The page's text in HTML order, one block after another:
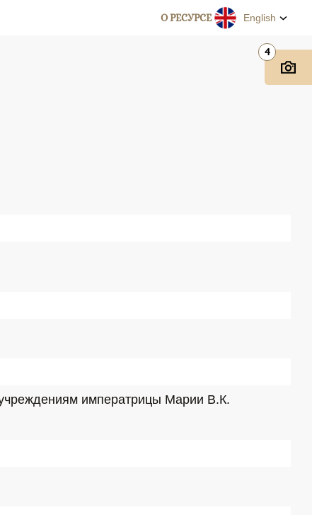
О РЕСУРСЕ English
императрицы Марии В.К.
4